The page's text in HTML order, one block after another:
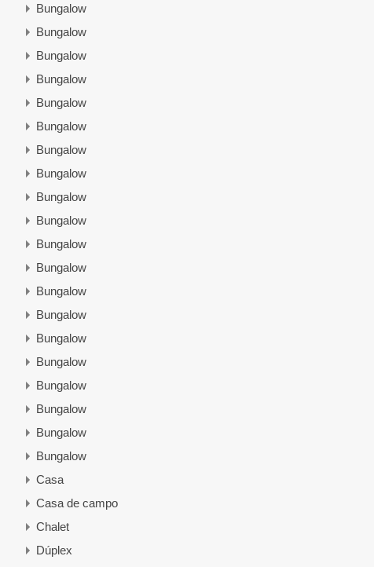
Bungalow
Bungalow
Bungalow
Bungalow
Bungalow
Bungalow
Bungalow
Bungalow
Bungalow
Bungalow
Bungalow
Bungalow
Bungalow
Bungalow
Bungalow
Bungalow
Bungalow
Bungalow
Bungalow
Bungalow
Casa
Casa de campo
Chalet
Dúplex